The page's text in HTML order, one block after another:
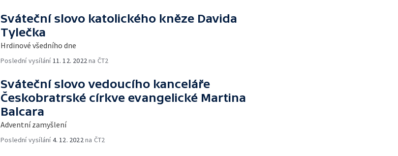
Sváteční slovo katolického kněze Davida
Tylečka
Hrdinové všedního dne
Poslední vysílání11. 12. 2022na ČT2
Sváteční slovo vedoucího kanceláře
Českobratrské církve evangelické Martina
Balcara
Adventní zamyšlení
Poslední vysílání4. 12. 2022na ČT2